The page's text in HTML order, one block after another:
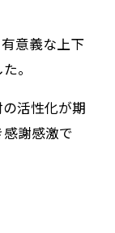
意義な上下
。
活性化が期
謝感激で